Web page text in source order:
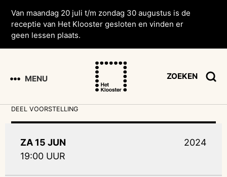
Van maandag 20 juli t/m zondag 30 augustus is de
receptie van Het Klooster gesloten en vinden er
geen lessen plaats.
MENU ZOEKEN
DEEL VOORSTELLING
ZA 15 JUN
19:00 UUR
2024